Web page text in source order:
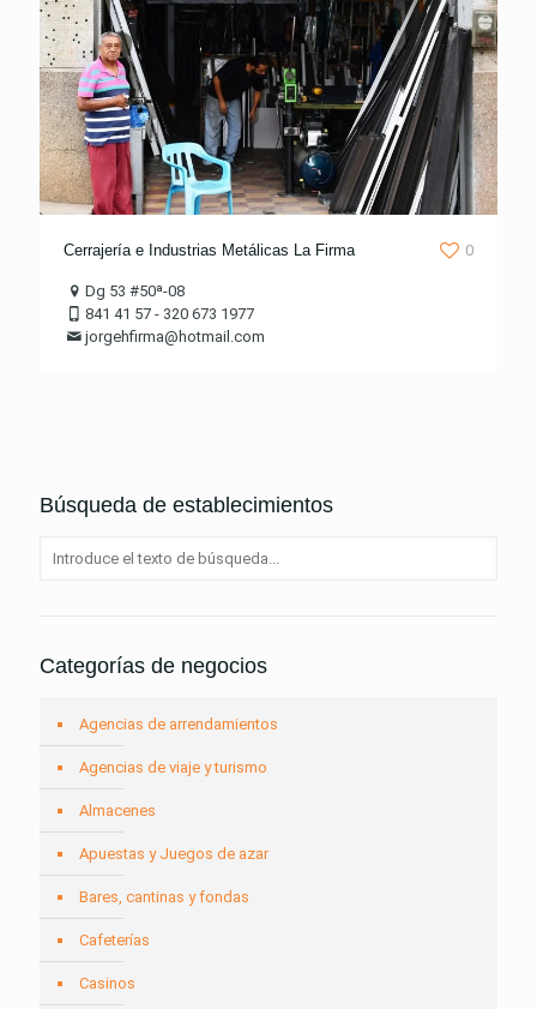
Cerrajería e Industrias Metálicas La Firma 0
Dg 53 #50ª-08
841 41 57 - 320 673 1977
jorgehfirma@hotmail.com
Búsqueda de establecimientos
Categorías de negocios
Agencias de arrendamientos
Agencias de viaje y turismo
Almacenes
Apuestas y Juegos de azar
Bares, cantinas y fondas
Cafeterías
Casinos